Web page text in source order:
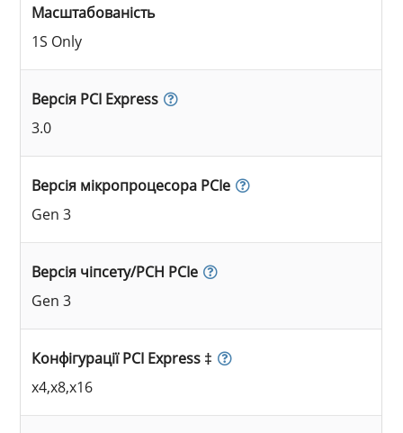
Масштабованість
1S Only
Версія PCI Express
3.0
Версія мікропроцесора PCIe
Gen 3
Версія чіпсету/PCH PCIe
Gen 3
Конфігурації PCI Express ‡
x4,x8,x16